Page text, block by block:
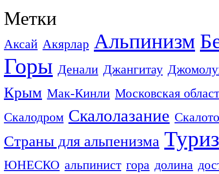
Метки
Аксай Акярлар Альпинизм
Горы Денали Джангитау
Крым Мак-Кинли Московская
Скалодром Скалолазание
Страны для альпенизма
ЮНЕСКО альпинист гора долина